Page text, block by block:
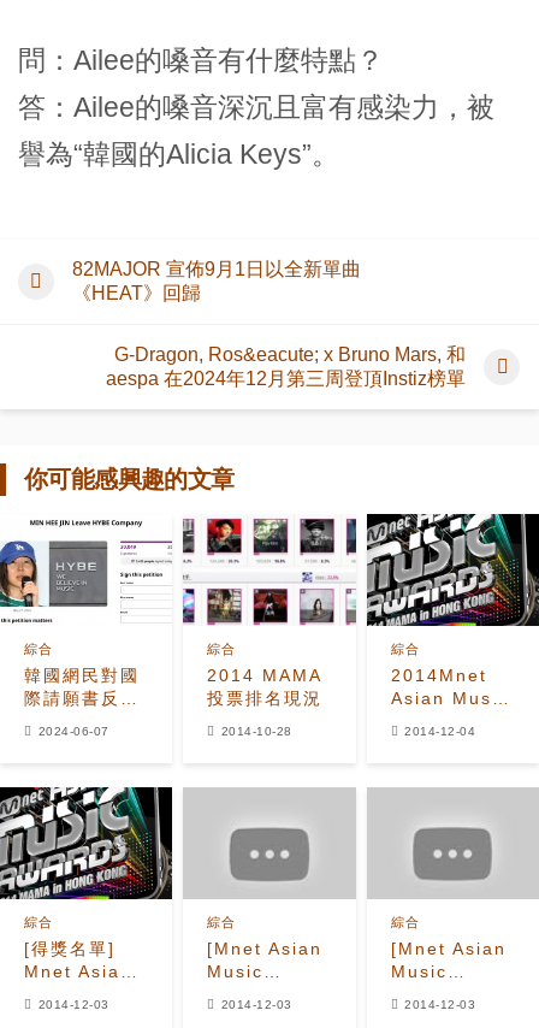
問：Ailee的嗓音有什麼特點？
答：Ailee的嗓音深沉且富有感染力，被
譽為“韓國的Alicia Keys”。
82MAJOR 宣佈9月1日以全新單曲
《HEAT》回歸
G-Dragon, Ros&eacute; x Bruno Mars, 和
aespa 在2024年12月第三周登頂Instiz榜單
你可能感興趣的文章
韓國網民對國
際請願書反應
求Min Hee
Jin離開HYBE
綜合
2024-06-07
2014 MAMA
投票排名現況
綜合
2014-10-28
2014Mnet
Asian Music
綜合
2014-12-04
[得獎名單]
Mnet Asian
綜合
2014-12-03
[Mnet Asian
Music
綜合
2014-12-03
[Mnet Asian
Music
綜合
2014-12-03